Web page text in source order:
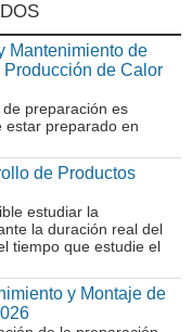
Mantenimiento de
Producción de Calor
preparación es
estar preparado en
de Productos
estudiar la
la duración real del
tiempo que estudie el
y Montaje de